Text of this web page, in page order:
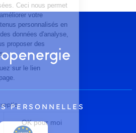
et non personnalisées. Ceci nous permet
sur le site, améliorer votre
des contenus personnalisés en
Nous partageons des données d'analyse,
Google pour vous proposer des
non-personnalisées.
par la suite, cliquez sur le lien
dans le pied de page.
certifiés par
Je choisis
PERSONNELLES